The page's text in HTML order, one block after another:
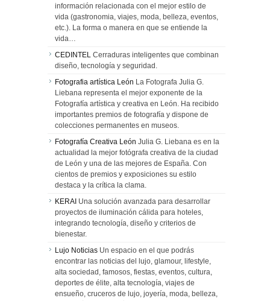
información relacionada con el mejor estilo de
vida (gastronomia, viajes, moda, belleza, eventos,
etc.). La forma o manera en que se entiende la
vida…
CEDINTEL Cerraduras inteligentes que combinan
diseño, tecnología y seguridad.
Fotografia artística León La Fotografa Julia G.
Liebana representa el mejor exponente de la
Fotografía artística y creativa en León. Ha recibido
importantes premios de fotografía y dispone de
colecciones permanentes en museos.
Fotografía Creativa León Julia G. Liebana es en la
actualidad la mejor fotógrafa creativa de la ciudad
de León y una de las mejores de España. Con
cientos de premios y exposiciones su estilo
destaca y la crítica la clama.
KERAI Una solución avanzada para desarrollar
proyectos de iluminación cálida para hoteles,
integrando tecnología, diseño y criterios de
bienestar.
Lujo Noticias Un espacio en el que podrás
encontrar las noticias del lujo, glamour, lifestyle,
alta sociedad, famosos, fiestas, eventos, cultura,
deportes de élite, alta tecnología, viajes de
ensueño, cruceros de lujo, joyería, moda, belleza,